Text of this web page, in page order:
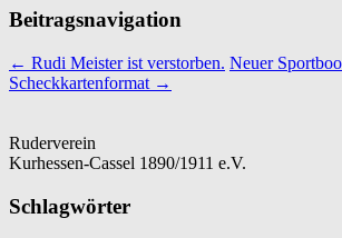
Beitragsnavigation
← Rudi Meister ist verstorben. Neuer
Scheckkartenformat →
Ruderverein
Kurhessen-Cassel 1890/1911 e.V.
Schlagwörter